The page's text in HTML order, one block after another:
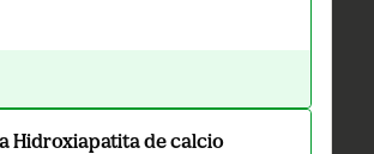
Hidroxiapatita de calcio